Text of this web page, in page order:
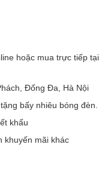
hoặc mua trực tiếp tại
Đống Đa, Hà Nội
bấy nhiêu bóng đèn.
khấu
khuyến mãi khác